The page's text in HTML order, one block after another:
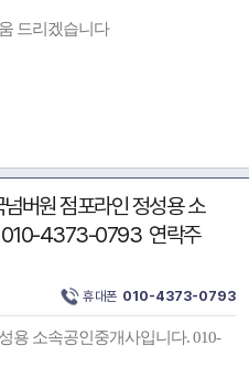
드리겠습니다
버원 점포라인 정성용 소
010-4373-0793 연락주
휴대폰 010-4373-0793
용 소속공인중개사입니다. 010-